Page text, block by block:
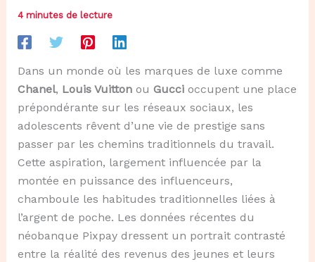
4 minutes de lecture
Dans un monde où les marques de luxe comme
Chanel, Louis Vuittonou Guccioccupent une place
prépondérante sur les réseaux sociaux, les
adolescents rêvent d’une vie de prestige sans
passer par les chemins traditionnels du travail.
Cette aspiration, largement influencée par la
montée en puissance des influenceurs,
chamboule les habitudes traditionnelles liées à
l’argent de poche. Les données récentes du
néobanque Pixpay dressent un portrait contrasté
entre la réalité des revenus des jeunes et leurs